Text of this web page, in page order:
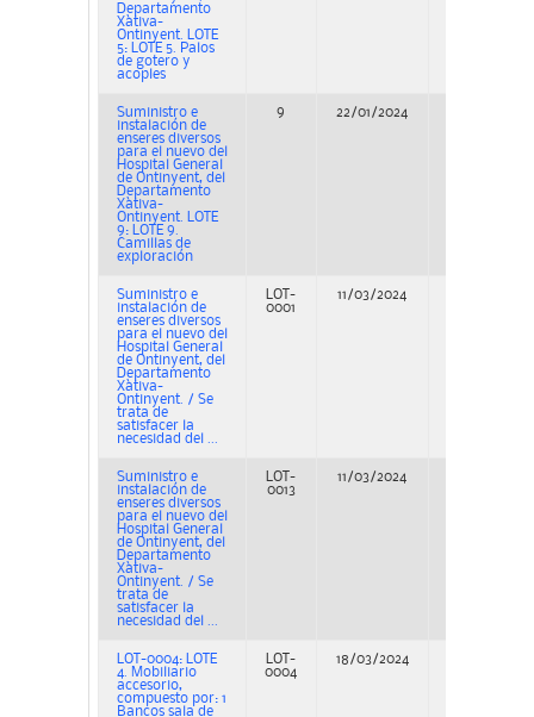
Departamento
Xàtiva-
Ontinyent. LOTE
5: LOTE 5. Palos
de gotero y
acoples
Suministro e
instalación de
enseres diversos
para el nuevo del
Hospital General
de Ontinyent, del
Departamento
Xàtiva-
Ontinyent. LOTE
9: LOTE 9.
Camillas de
exploración
9 22/01/2024
Suministro e
instalación de
enseres diversos
para el nuevo del
Hospital General
de Ontinyent, del
Departamento
Xàtiva-
Ontinyent. / Se
trata de
satisfacer la
necesidad del ...
LOT-
0001
11/03/2024
Suministro e
instalación de
enseres diversos
para el nuevo del
Hospital General
de Ontinyent, del
Departamento
Xàtiva-
Ontinyent. / Se
trata de
satisfacer la
necesidad del ...
LOT-
0013
11/03/2024
LOT-0004: LOTE
4. Mobiliario
accesorio,
compuesto por: 1
Bancos sala de
LOT-
0004
18/03/2024